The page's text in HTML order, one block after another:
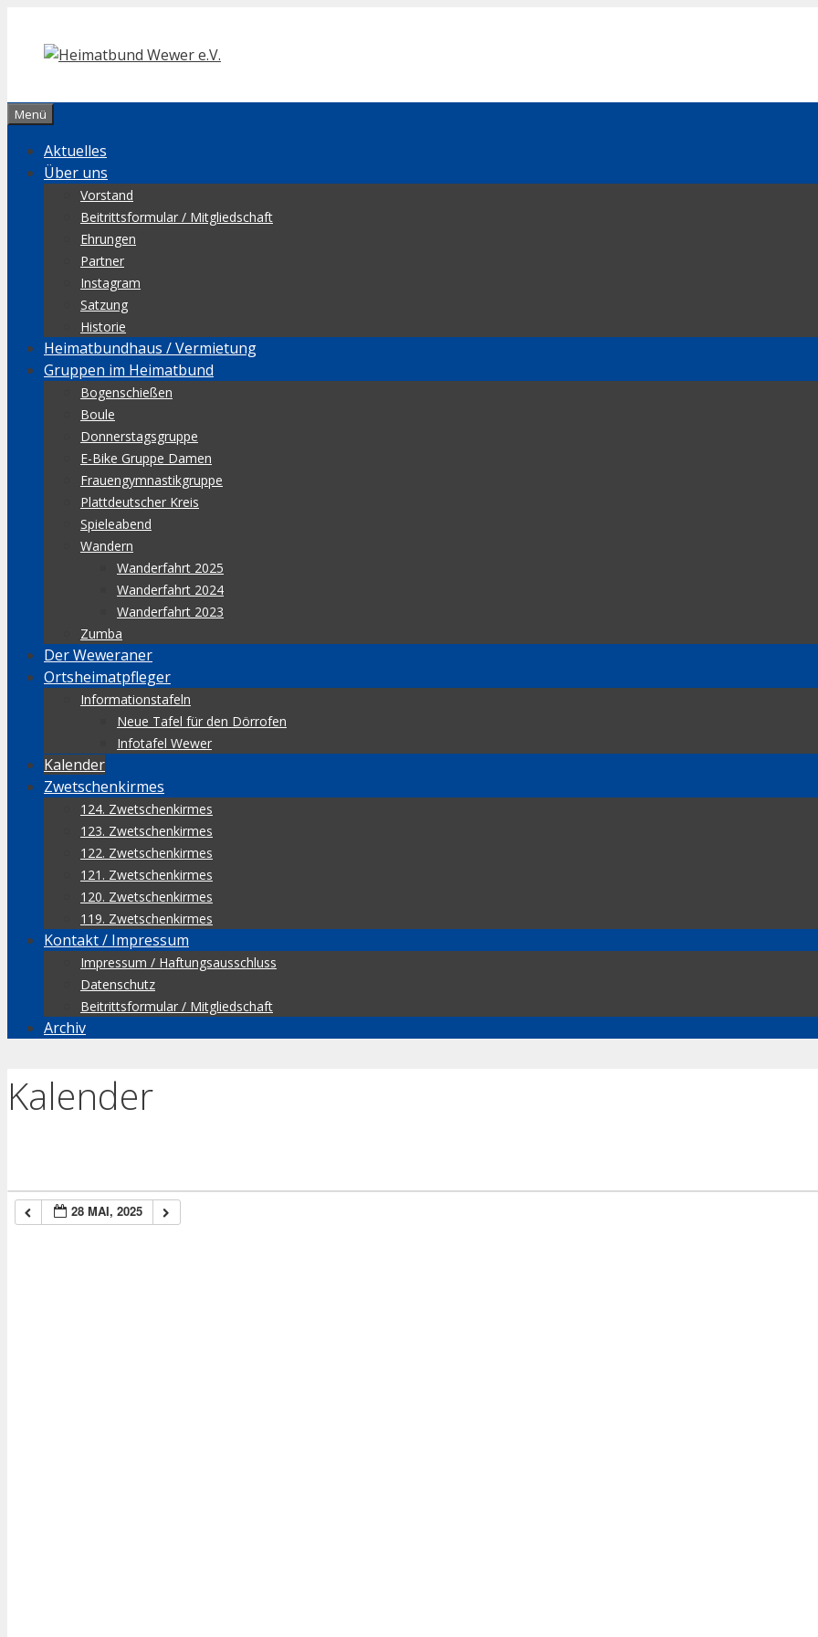
Inhalt
springen
Menü
Aktuelles
Über uns
Vorstand
Beitrittsformular / Mitgliedschaft
Ehrungen
Partner
Instagram
Satzung
Historie
Heimatbundhaus / Vermietung
Gruppen im Heimatbund
Bogenschießen
Boule
Donnerstagsgruppe
E-Bike Gruppe Damen
Frauengymnastikgruppe
Plattdeutscher Kreis
Spieleabend
Wandern
Wanderfahrt 2025
Wanderfahrt 2024
Wanderfahrt 2023
Zumba
Der Weweraner
Ortsheimatpfleger
Informationstafeln
Neue Tafel für den Dörrofen
Infotafel Wewer
Kalender
Zwetschenkirmes
124. Zwetschenkirmes
123. Zwetschenkirmes
122. Zwetschenkirmes
121. Zwetschenkirmes
120. Zwetschenkirmes
119. Zwetschenkirmes
Kontakt / Impressum
Impressum / Haftungsausschluss
Datenschutz
Beitrittsformular / Mitgliedschaft
Archiv
Kalender
28 MAI, 2025